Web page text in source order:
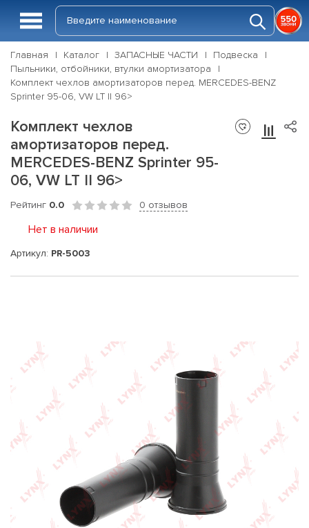
Главная Каталог ЗАПАСНЫЕ ЧАСТИ
Подвеска
Пыльники, отбойники, втулки амортизатора
Комплект чехлов амортизаторов перед. MERCEDES-BENZ
Sprinter 95-06, VW LT II 96>
Комплект чехлов
амортизаторов перед.
MERCEDES-BENZ Sprinter 95-
06, VW LT II 96>
Рейтинг 0.0 0 отзывов
Нет в наличии
Артикул: PR-5003